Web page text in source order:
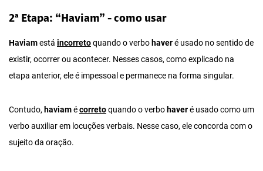
2ª Etapa: “Haviam” - como usar
Haviamestá incorretoquando o verbo haveré usado no sentido de
existir, ocorrer ou acontecer. Nesses casos, como explicado na
etapa anterior, ele é impessoal e permanece na forma singular.
Contudo, haviamécorretoquando o verbo haveré usado como um
verbo auxiliar em locuções verbais. Nesse caso, ele concorda com o
sujeito da oração.